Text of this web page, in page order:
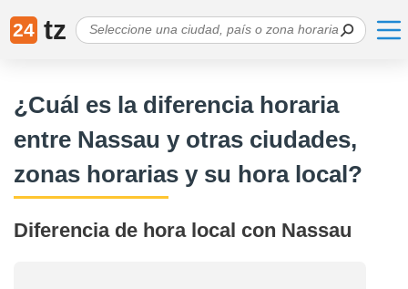
24 tz
¿Cuál es la diferencia horaria
entre Nassau y otras ciudades,
zonas horarias y su hora local?
Diferencia de hora local con Nassau